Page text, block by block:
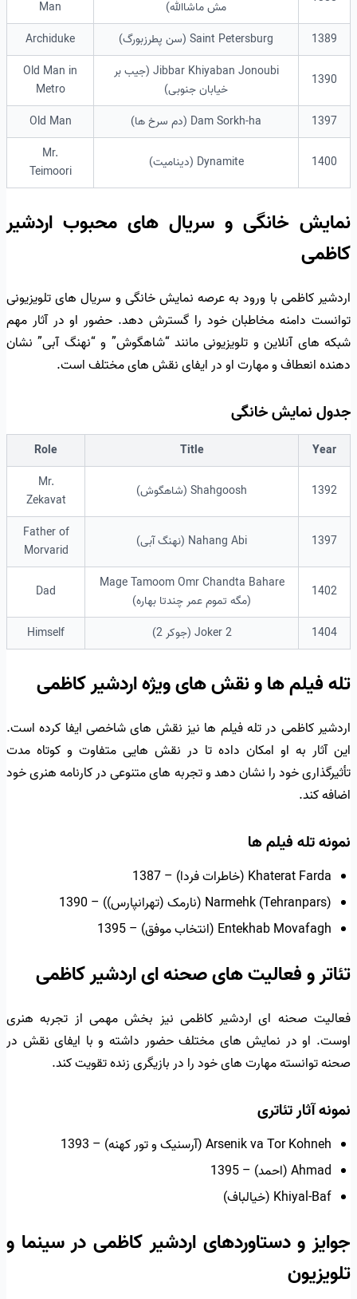
مش ماشاالله)
Man
1389
Saint Petersburg (سن پطرزبورگ) Archiduke
1390
Jibbar Khiyaban Jonoubi (جیب بر
خیابان جنوبی)
Old Man in
Metro
1397
Dam Sorkh-ha (دم سرخ ها) Old Man
1400 Dynamite (دینامیت)
Mr.
Teimoori
نمایش خانگی و سریال های محبوب اردشیر
کاظمی
اردشیر کاظمی با ورود به عرصه نمایش خانگی و سریال های تلویزیونی
توانست دامنه مخاطبان خود را گسترش دهد. حضور او در آثار مهم
شبکه های آنلاین و تلویزیونی مانند “شاهگوش” و “نهنگ آبی” نشان
دهنده انعطاف و مهارت او در ایفای نقش های مختلف است.
جدول نمایش خانگی
Year
Title
Role
1392 Shahgoosh (شاهگوش)
Mr.
Zekavat
1397 Nahang Abi (نهنگ آبی)
Father of
Morvarid
1402
Mage Tamoom Omr Chandta Bahare
(مگه تموم عمر چندتا بهاره)
Dad
1404 Joker 2 (جوکر 2) Himself
تله فیلم ها و نقش های ویژه اردشیر کاظمی
اردشیر کاظمی در تله فیلم ها نیز نقش های شاخصی ایفا کرده است.
این آثار به او امکان داده تا در نقش هایی متفاوت و کوتاه مدت
تأثیرگذاری خود را نشان دهد و تجربه های متنوعی در کارنامه هنری خود
اضافه کند.
نمونه تله فیلم ها
Khaterat Farda (خاطرات فردا) – 1387
Narmehk (Tehranpars) (نارمک (تهرانپارس)) – 1390
Entekhab Movafagh (انتخاب موفق) – 1395
تئاتر و فعالیت های صحنه ای اردشیر کاظمی
فعالیت صحنه ای اردشیر کاظمی نیز بخش مهمی از تجربه هنری
اوست. او در نمایش های مختلف حضور داشته و با ایفای نقش در
صحنه توانسته مهارت های خود را در بازیگری زنده تقویت کند.
نمونه آثار تئاتری
Arsenik va Tor Kohneh (آرسنیک و تور کهنه) – 1393
Ahmad (احمد) – 1395
Khiyal-Baf (خیالباف)
جوایز و دستاوردهای اردشیر کاظمی در سینما و
تلویزیون